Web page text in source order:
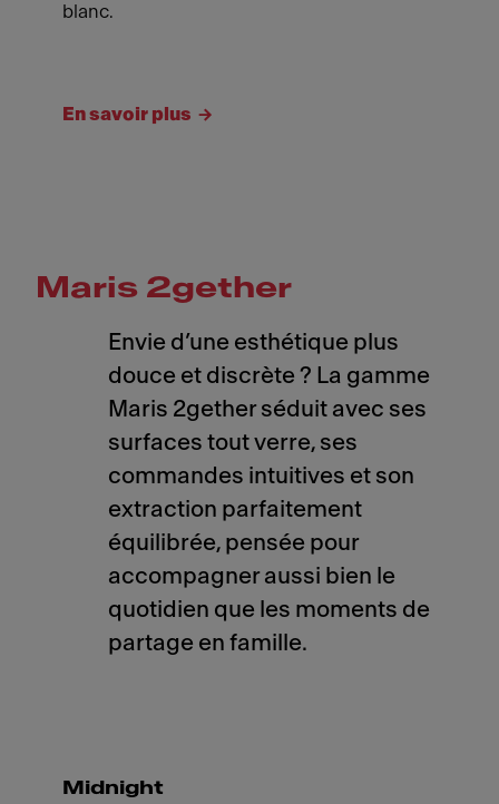
blanc.
En savoir plus
Maris 2gether
Envie d’une esthétique plus
douce et discrète ? La gamme
Maris 2gether séduit avec ses
surfaces tout verre, ses
commandes intuitives et son
extraction parfaitement
équilibrée, pensée pour
accompagner aussi bien le
quotidien que les moments de
partage en famille.
Midnight